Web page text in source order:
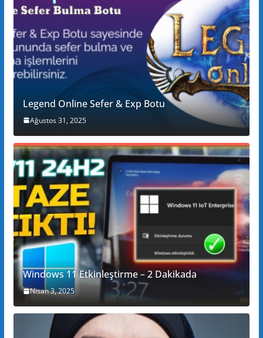
Legend Online Sefer & Exp Botu
Ağustos 31, 2025
Windows 11 Etkinleştirme – 2 Dakikada
Nisan 3, 2025